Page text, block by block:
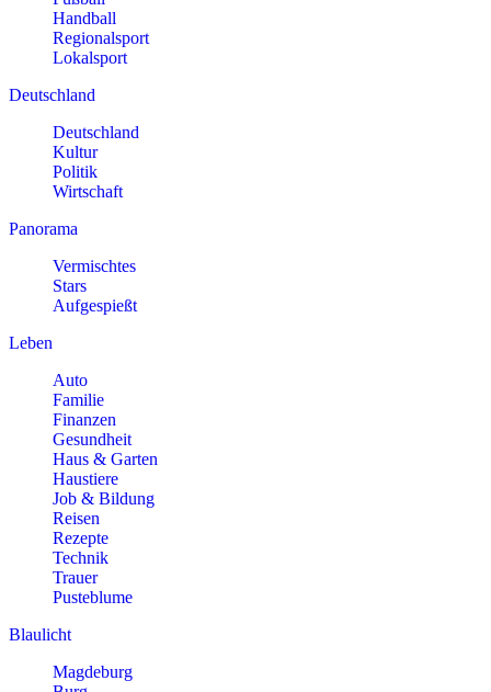
Handball
Regionalsport
Lokalsport
Deutschland
Deutschland
Kultur
Politik
Wirtschaft
Panorama
Vermischtes
Stars
Aufgespießt
Leben
Auto
Familie
Finanzen
Gesundheit
Haus & Garten
Haustiere
Job & Bildung
Reisen
Rezepte
Technik
Trauer
Pusteblume
Blaulicht
Magdeburg